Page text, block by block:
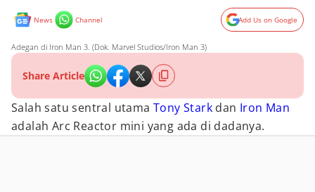
News Channel Add Us on Google
Adegan di Iron Man 3. (Dok. Marvel Studios/Iron Man 3)
Share Article
Salah satu sentral utama Tony Stark dan Iron Man
adalah Arc Reactor mini yang ada di dadanya.